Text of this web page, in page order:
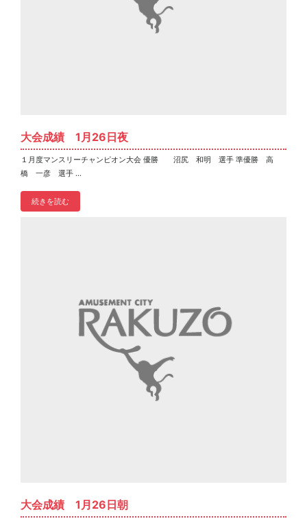
大会成績 1月26日夜
１月度マンスリーチャンピオン大会 優勝 沼尻 和明 選手 準優勝 高
橋 一彦 選手 ...
続きを読む
大会成績 1月26日朝